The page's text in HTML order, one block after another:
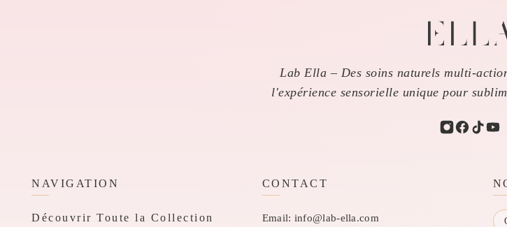
Lab Ella – Des soins naturels multi-
l'expérience sensorielle unique pour
NAVIGATION
Découvrir Toute la Collection
CONTACT
Email: info@lab-ella.com